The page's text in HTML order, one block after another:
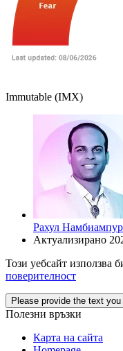
Immutable (IMX)
Рахул
Актуализирано
Този уебсайт използва
поверителност
Please provide the text
Полезни връзки
Карта на сайта